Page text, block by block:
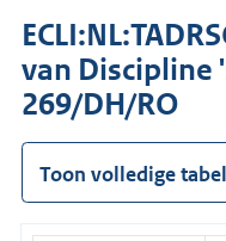
van Discipline
269/DH/RO
Toon volledige tabel